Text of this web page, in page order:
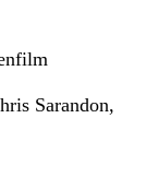
Sarandon,